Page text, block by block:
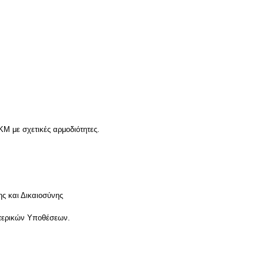
σχετικές αρμοδιότητες.
και Δικαιοσύνης
Υποθέσεων.